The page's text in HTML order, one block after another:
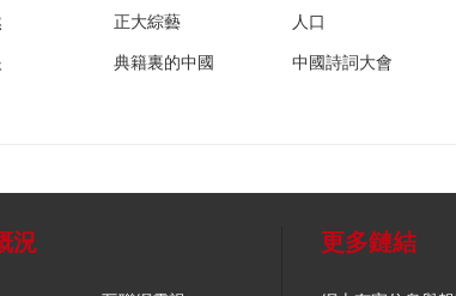
正大綜藝 人口
典籍裏的中國 中國詩詞大會
況 更多鏈結